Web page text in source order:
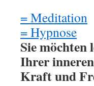
= Meditation
= Hypnose
Sie möchten
Ihrer
Kraft und